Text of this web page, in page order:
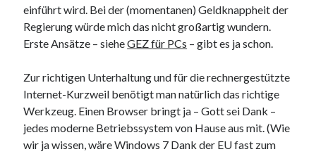
Neueste Kommentare
Michaelzuthe wink of nintendo DS lite
JanzuVGN-P11Z auf SSD
JanzuVGN-P11Z Downgrade
MarlonzuVGN-P11Z auf SSD
einführt wird. Bei der (momentanen) Geldknappheit der
Regierung würde mich das nicht großartig wundern.
Erste Ansätze – sieheGEZ für PCs – gibt es ja schon.
Zur richtigen Unterhaltung und für die rechnergestützte
Internet-Kurzweil benötigt man natürlich das richtige
Werkzeug. Einen Browser bringt ja – Gott sei Dank –
jedes moderne Betriebssystem von Hause aus mit. (Wie
wir ja wissen, wäre Windows 7 Dank der EU fast zum